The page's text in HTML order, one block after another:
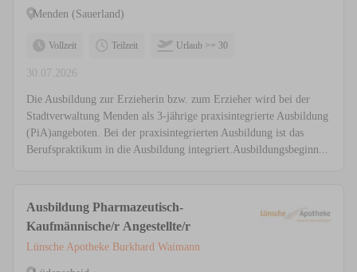
Menden (Sauerland)
Vollzeit Teilzeit Urlaub >= 30
30.07.2026
Die Ausbildung zur Erzieherin bzw. zum Erzieher wird bei der
Stadtverwaltung Menden als 3-jährige praxisintegrierte Ausbildung
(PiA)angeboten. Bei der praxisintegrierten Ausbildung ist das
Berufspraktikum in die Ausbildung integriert.Ausbildungsbeginn...
Ausbildung Pharmazeutisch-
Kaufmännische/r Angestellte/r
Lünsche Apotheke Burkhard Waimann